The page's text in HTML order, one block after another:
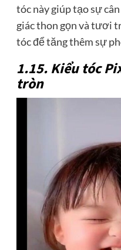
tóc này giúp tạo sự
giác thon gọn và tươi
tóc để tăng thêm sự
1.15. Kiểu tóc
tròn